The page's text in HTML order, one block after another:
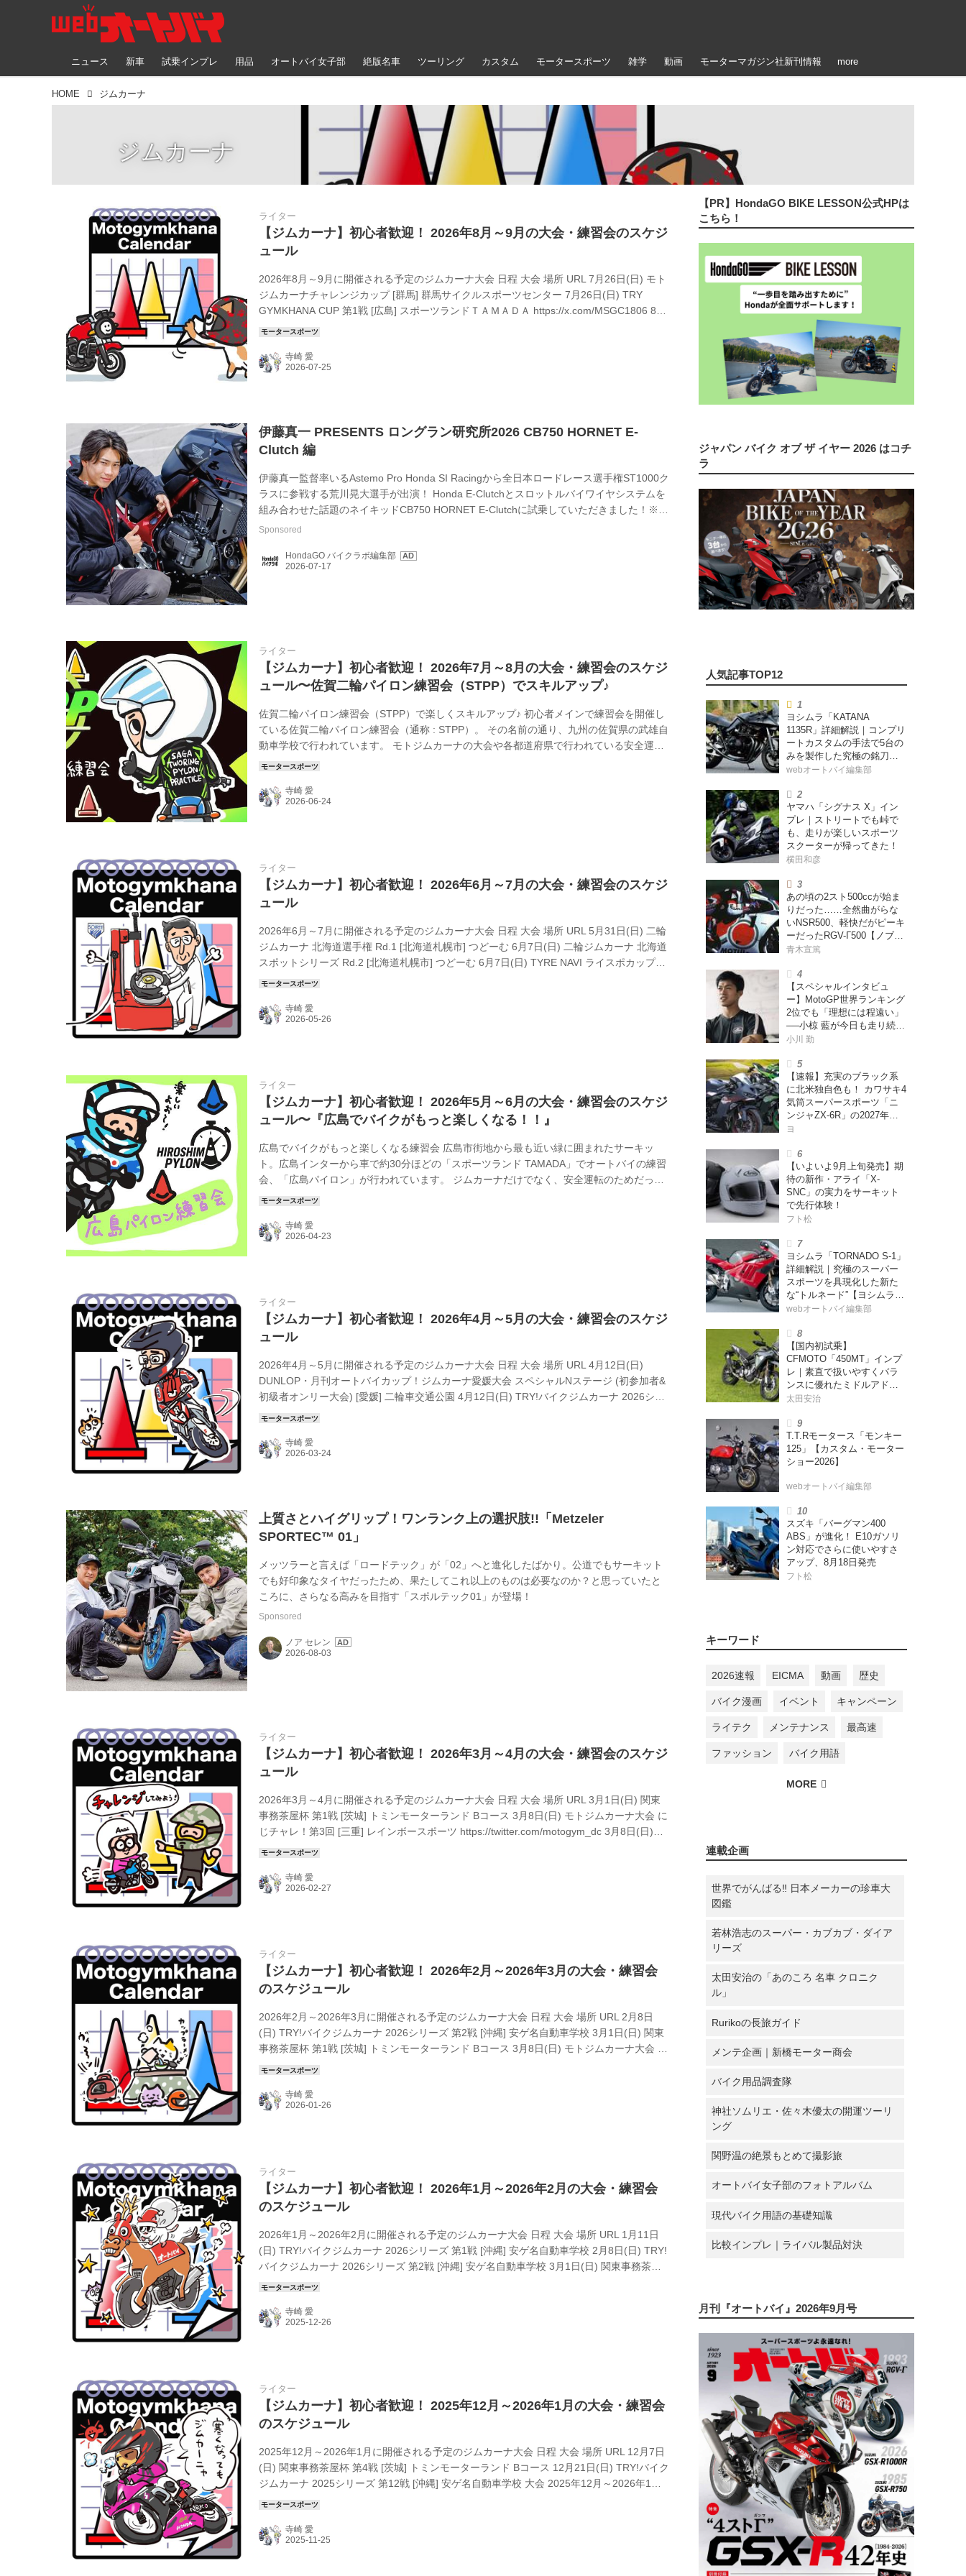
ニュース 新車 試乗インプレ 用品 オートバイ女子部 絶版名車 ツーリング カスタム モータースポーツ 雑学 動画 モーターマガジン社新刊情報 more
HOME ジムカーナ
ジムカーナ
ライター
【ジムカーナ】初心者歓迎！ 2026年8月～9月の大会・練習会のスケジ
ュール
2026年8月～9月に開催される予定のジムカーナ大会 日程 大会 場所 URL 7月26日(日) モト
ジムカーナチャレンジカップ [群馬] 群馬サイクルスポーツセンター 7月26日(日) TRY
GYMKHANA CUP 第1戦 [広島] スポーツランドＴＡＭＡＤＡ https://x.com/MSGC1806 8月
2日(日) 関東事務茶屋杯 第3戦 [茨城] トミンモーターランド Bコース https://www.kanto-
校 http://jage-h.sakura...
寺崎 愛
伊藤真一 PRESENTS ロングラン研究所2026 CB750 HORNET E-
Clutch 編
伊藤真一監督率いるAstemo Pro Honda SI Racingから全日本ロードレース選手権ST1000ク
ラスに参戦する荒川晃大選手が出演！ Honda E-Clutchとスロットルバイワイヤシステムを
組み合わせた話題のネイキッドCB750 HORNET E-Clutchに試乗していただきました！※こ
の記事はウェブサイト「HondaGO バイクラボ」で2026年7月17日に公開されたものを一部
2026年7月号）
Sponsored
HondaGO バイクラボ編集部
ライター
【ジムカーナ】初心者歓迎！ 2026年7月～8月の大会・練習会のスケジ
ュール〜佐賀二輪パイロン練習会（STPP）でスキルアップ♪
佐賀二輪パイロン練習会（STPP）で楽しくスキルアップ♪ 初心者メインで練習会を開催し
ている佐賀二輪パイロン練習会（通称 : STPP）。 その名前の通り、九州の佐賀県の武雄自
動車学校で行われています。 モトジムカーナの大会や各都道府県で行われている安全運転
競技大会に向けて練習したい、公道を安全に走る為にライテクの練習がしたい、など走る
もよしです。（＾＾） また、年３回大会を開催しているのでガチンコ勝負もできます！ 自
信のない方も気にせずご参加ください。もちろんコースを間違えてもOK。ガンガンミスし
寺崎 愛
ライター
【ジムカーナ】初心者歓迎！ 2026年6月～7月の大会・練習会のスケジ
ュール
2026年6月～7月に開催される予定のジムカーナ大会 日程 大会 場所 URL 5月31日(日) 二輪
ジムカーナ 北海道選手権 Rd.1 [北海道札幌市] つどーむ 6月7日(日) 二輪ジムカーナ 北海道
スポットシリーズ Rd.2 [北海道札幌市] つどーむ 6月7日(日) TYRE NAVI ライスポカップジ
ムカーナ大会 第2戦 [宮城] エビスサーキット ドリフトランド https://motogym-thk.com 6月
6月14日(日) 関東事務茶屋杯 第...
寺崎 愛
ライター
【ジムカーナ】初心者歓迎！ 2026年5月～6月の大会・練習会のスケジ
ュール〜『広島でバイクがもっと楽しくなる！！』
広島でバイクがもっと楽しくなる練習会 広島市街地から最も近い緑に囲まれたサーキッ
ト。広島インターから車で約30分ほどの「スポーツランド TAMADA」でオートバイの練習
会、「広島パイロン」が行われています。 ジムカーナだけでなく、安全運転のためだった
り、初心者からベテランまで幅広いライダーが練習しています。 8の字やブレーキ、ターン
やUターンをスムーズにできたらかっこいいですよね！ また1〜2カ月に1回は、講師のいる
初心者講習会やタイム計測会などのイベントも開催しています。JAGE認定Bクラスの選手
寺崎 愛
ライター
【ジムカーナ】初心者歓迎！ 2026年4月～5月の大会・練習会のスケジ
ュール
2026年4月～5月に開催される予定のジムカーナ大会 日程 大会 場所 URL 4月12日(日)
DUNLOP・月刊オートバイカップ！ジムカーナ愛媛大会 スペシャルNステージ (初参加者&
初級者オンリー大会) [愛媛] 二輪車交通公園 4月12日(日) TRY!バイクジムカーナ 2026シリ
ーズ 第4戦 [沖縄] 安ゲ名自動車学校 http://okinawajim.web.fc2.com 4月19日(日) TYRE
https://motogym-thk.com 4月26日(日) DUNLO...
寺崎 愛
上質さとハイグリップ！ワンランク上の選択肢!!「Metzeler
SPORTEC™ 01」
メッツラーと言えば「ロードテック」が「02」へと進化したばかり。公道でもサーキット
でも好印象なタイヤだったため、果たしてこれ以上のものは必要なのか？と思っていたと
ころに、さらなる高みを目指す「スポルテック01」が登場！
Sponsored
ノア セレン
ライター
【ジムカーナ】初心者歓迎！ 2026年3月～4月の大会・練習会のスケジ
ュール
2026年3月～4月に開催される予定のジムカーナ大会 日程 大会 場所 URL 3月1日(日) 関東
事務茶屋杯 第1戦 [茨城] トミンモーターランド Bコース 3月8日(日) モトジムカーナ大会 に
じチャレ！第3回 [三重] レインボースポーツ https://twitter.com/motogym_dc 3月8日(日)
TRY!バイクジムカーナ 2026シリーズ 第3戦 [沖縄] 安ゲ名自動車学校
ナ大会 第1戦 [茨城] 筑波サーキットジムカーナ場 htt...
寺崎 愛
ライター
【ジムカーナ】初心者歓迎！ 2026年2月～2026年3月の大会・練習会
のスケジュール
2026年2月～2026年3月に開催される予定のジムカーナ大会 日程 大会 場所 URL 2月8日
(日) TRY!バイクジムカーナ 2026シリーズ 第2戦 [沖縄] 安ゲ名自動車学校 3月1日(日) 関東
事務茶屋杯 第1戦 [茨城] トミンモーターランド Bコース 3月8日(日) モトジムカーナ大会 に
じチャレ！第3回 [三重] レインボースポーツ https://sites.google.com/view/nizica-challe
縄] 安ゲ名自...
寺崎 愛
ライター
【ジムカーナ】初心者歓迎！ 2026年1月～2026年2月の大会・練習会
のスケジュール
2026年1月～2026年2月に開催される予定のジムカーナ大会 日程 大会 場所 URL 1月11日
(日) TRY!バイクジムカーナ 2026シリーズ 第1戦 [沖縄] 安ゲ名自動車学校 2月8日(日) TRY!
バイクジムカーナ 2026シリーズ 第2戦 [沖縄] 安ゲ名自動車学校 3月1日(日) 関東事務茶屋
杯 第1戦 [茨城] トミンモーターランド Bコース https://www.kanto-gymcyaya.info 大会 2025
次第 お知らせします JAGE練習会 [茨城] ト...
寺崎 愛
ライター
【ジムカーナ】初心者歓迎！ 2025年12月～2026年1月の大会・練習会
のスケジュール
2025年12月～2026年1月に開催される予定のジムカーナ大会 日程 大会 場所 URL 12月7日
(日) 関東事務茶屋杯 第4戦 [茨城] トミンモーターランド Bコース 12月21日(日) TRY!バイク
ジムカーナ 2025シリーズ 第12戦 [沖縄] 安ゲ名自動車学校 大会 2025年12月～2026年1月
に開催される予定のジムカーナ練習会 日程 大会 場所 URL 2026年の日程が決まり 次第お
年の日程が決まり 次第お知らせします DUNLOP ジムカ...
寺崎 愛
【PR】HondaGO BIKE LESSON公式HPは
こちら！
ジャパン バイク オブ ザ イヤー 2026 はコチ
ラ
ヨシムラ「KATANA
1135R」詳細解説｜コンプリ
ートカスタムの手法で5台の
みを製作した究極の銘刀
【ヨシムラ伝】
webオートバイ編集部
ヤマハ「シグナス X」イン
プレ｜ストリートでも峠で
も、走りが楽しいスポーツ
スクーターが帰ってきた！
横田和彦
あの頃の2スト500ccが始ま
りだった……全然曲がらな
いNSR500、軽快だがピーキ
ーだったRGV-Γ500【ノブ青
木のA.M.R. (アオキマニアッ
青木宣篤
【スペシャルインタビュ
ー】MotoGP世界ランキング
2位でも「理想には程遠い」
──小椋 藍が今日も走り続け
る理由
小川 勤
【速報】充実のブラック系
に北米独自色も！ カワサキ4
気筒スーパースポーツ「ニ
ンジャZX-6R」の2027年モ
デルを発表、2気筒ニンジャ
ヨ
【いよいよ9月上旬発売】期
待の新作・アライ「X-
SNC」の実力をサーキット
で先行体験！
フト松
ヨシムラ「TORNADO S-1」
詳細解説｜究極のスーパー
スポーツを具現化した新た
な“トルネード”【ヨシムラ
伝】
webオートバイ編集部
【国内初試乗】
CFMOTO「450MT」インプ
レ｜素直で扱いやすくバラ
ンスに優れたミドルアドベ
ンチャー！
太田安治
T.T.Rモータース「モンキー
125」【カスタム・モーター
ショー2026】
webオートバイ編集部
スズキ「バーグマン400
ABS」が進化！ E10ガソリ
ン対応でさらに使いやすさ
アップ、8月18日発売
フト松
キーワード
2026速報 EICMA 動画 歴史
バイク漫画 イベント キャンペーン
ライテク メンテナンス 最高速
ファッション バイク用語
連載企画
世界でがんばる‼ 日本メーカーの珍車大
図鑑
若林浩志のスーパー・カブカブ・ダイア
リーズ
太田安治の「あのころ 名車 クロニク
ル」
Rurikoの長旅ガイド
メンテ企画｜新橋モーター商会
バイク用品調査隊
神社ソムリエ・佐々木優太の開運ツーリ
ング
関野温の絶景もとめて撮影旅
オートバイ女子部のフォトアルバム
現代バイク用語の基礎知識
比較インプレ｜ライバル製品対決
月刊『オートバイ』2026年9月号